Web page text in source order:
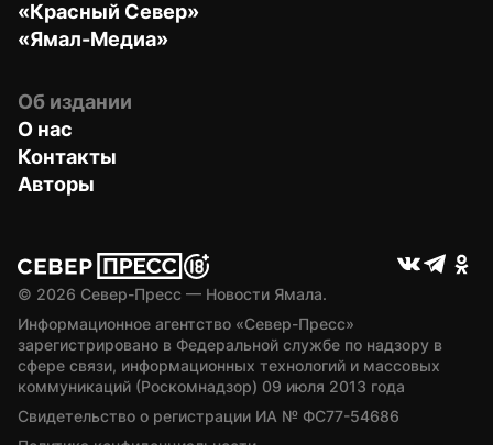
«Красный Север»
«Ямал-Медиа»
Об издании
О нас
Контакты
Авторы
© 2026 Север-Пресс — Новости Ямала.
Информационное агентство «Север-Пресс»
зарегистрировано в Федеральной службе по надзору в
сфере связи, информационных технологий и массовых
коммуникаций (Роскомнадзор) 09 июля 2013 года
Свидетельство о регистрации ИА № ФС77-54686